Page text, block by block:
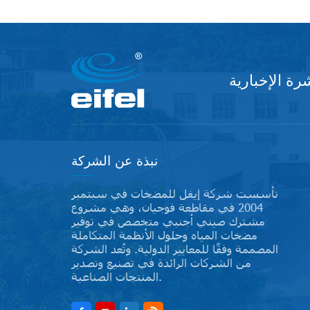
الإخبارية
نبذة عن الشركة
تأسست شركة إيفل للمضخات في سبتمبر
2004 في مقاطعة فوجيان، وهي مشروع
مشترك صيني أجنبي متخصص في توفير
مضخات المياه وحلول الأنظمة المتكاملة
المصممة وفقًا للمعايير الدولية. وتُعد الشركة
من الشركات الرائدة في تصنيع وتصدير
المنتجات الصناعية.